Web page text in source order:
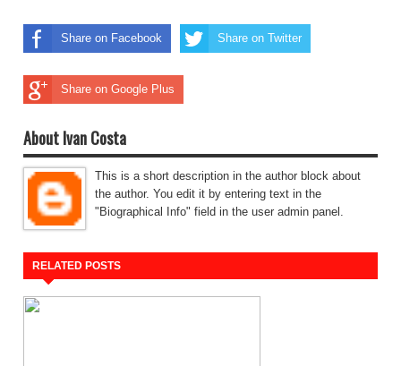
Share on Facebook Share on Twitter
Share on Google Plus
About Ivan Costa
This is a short description in the author block about
the author. You edit it by entering text in the
"Biographical Info" field in the user admin panel.
RELATED POSTS